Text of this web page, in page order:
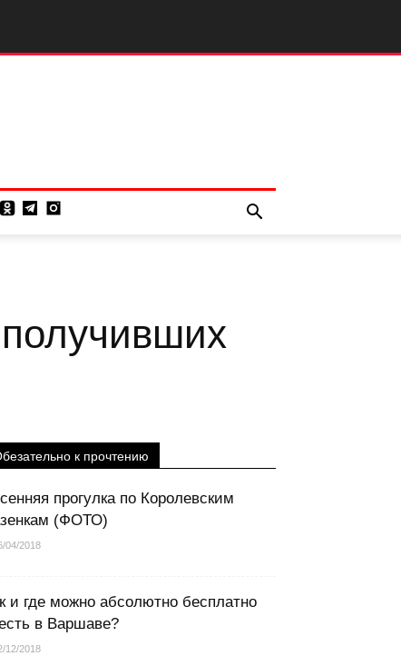
к прочтению
прогулка по Королевским
(ФОТО)
04/2018
и где можно абсолютно бесплатно
в Варшаве?
12/2018